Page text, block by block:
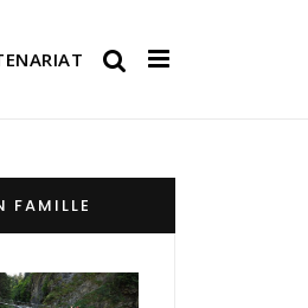
FAMILLE